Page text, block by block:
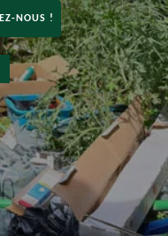
NOUS !